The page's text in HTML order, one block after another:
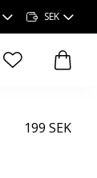
SEK
articles dans la
199 SEK